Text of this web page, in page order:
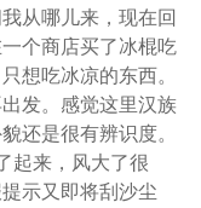
从哪儿来，现在回
个商店买了冰棍吃
想吃冰凉的东西。
发。感觉这里汉族
还是很有辨识度。
起来，风大了很
示又即将刮沙尘